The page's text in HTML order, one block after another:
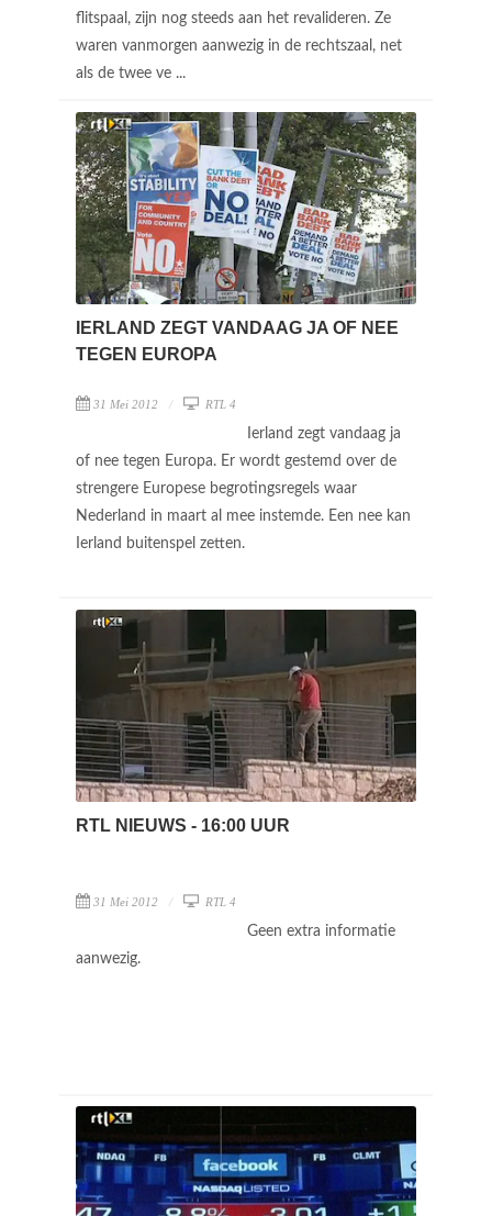
flitspaal, zijn nog steeds aan het revalideren. Ze
waren vanmorgen aanwezig in de rechtszaal, net
als de twee ve ...
IERLAND ZEGT VANDAAG JA OF NEE
TEGEN EUROPA
31 Mei 2012 RTL 4
Ierland zegt vandaag ja
of nee tegen Europa. Er wordt gestemd over de
strengere Europese begrotingsregels waar
Nederland in maart al mee instemde. Een nee kan
Ierland buitenspel zetten.
RTL NIEUWS - 16:00 UUR
31 Mei 2012 RTL 4
Geen extra informatie
aanwezig.